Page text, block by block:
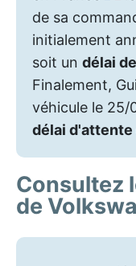
de sa
initialement
soit un délai
Finalement,
véhicule le
délai d'attente
Consultez
de